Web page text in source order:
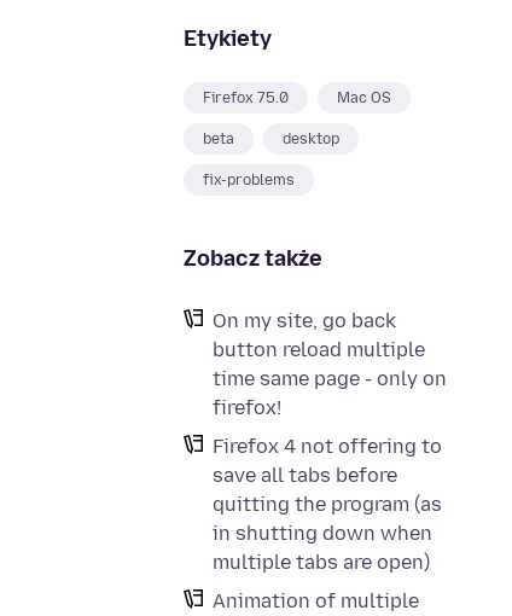
Etykiety
Firefox 75.0 Mac OS
beta desktop
fix-problems
Zobacz także
On my site, go back
button reload multiple
time same page - only on
firefox!
Firefox 4 not offering to
save all tabs before
quitting the program (as
in shutting down when
multiple tabs are open)
Animation of multiple